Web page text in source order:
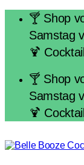
springen
🍸 Shop
Samstag
🍹
🍸 Shop
Samstag
🍹